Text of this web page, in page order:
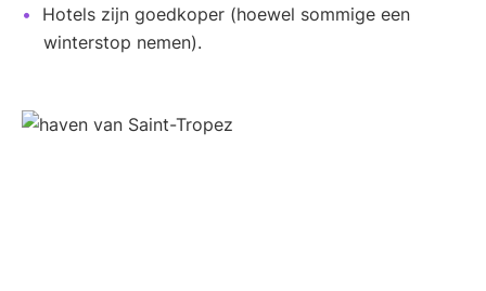
Hotels zijn goedkoper (hoewel sommige een
winterstop nemen).